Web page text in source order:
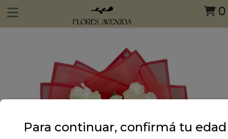
0
Para continuar, confirmá tu edad